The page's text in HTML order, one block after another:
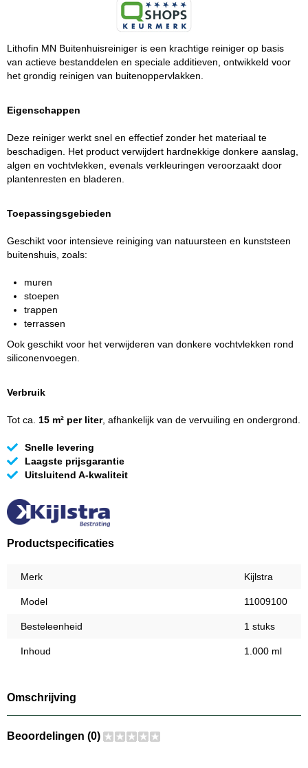
Lithofin MN Buitenhuisreiniger is een krachtige reiniger op basis
van actieve bestanddelen en speciale additieven, ontwikkeld voor
het grondig reinigen van buitenoppervlakken.
Eigenschappen
Deze reiniger werkt snel en effectief zonder het materiaal te
beschadigen. Het product verwijdert hardnekkige donkere aanslag,
algen en vochtvlekken, evenals verkleuringen veroorzaakt door
plantenresten en bladeren.
Toepassingsgebieden
Geschikt voor intensieve reiniging van natuursteen en kunststeen
buitenshuis, zoals:
muren
stoepen
trappen
terrassen
Ook geschikt voor het verwijderen van donkere vochtvlekken rond
siliconenvoegen.
Verbruik
Tot ca. 15 m² per liter, afhankelijk van de vervuiling en ondergrond.
Snelle levering
Laagste prijsgarantie
Uitsluitend A-kwaliteit
Productspecificaties
Merk Kijlstra
Model 11009100
Besteleenheid 1 stuks
Inhoud 1.000 ml
Omschrijving
Beoordelingen (0)